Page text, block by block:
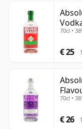
70cl •
€ 25
70cl •
€ 26